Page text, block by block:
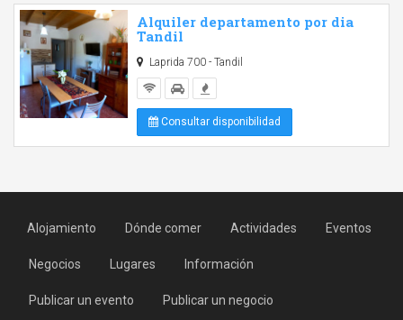
Alquiler departamento por dia
Tandil
Laprida 700 - Tandil
Consultar disponibilidad
Alojamiento Dónde comer Actividades Eventos
Negocios Lugares Información
Publicar un evento Publicar un negocio